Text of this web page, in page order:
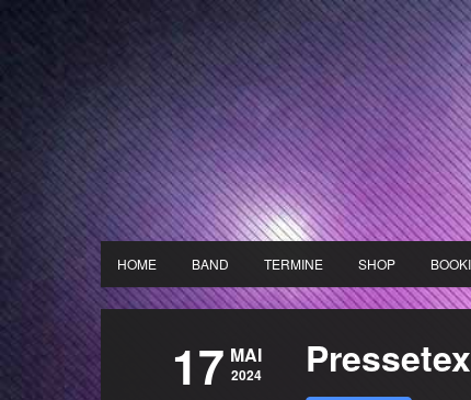
HOME BAND TERMINE SHOP
17 MAI
2024